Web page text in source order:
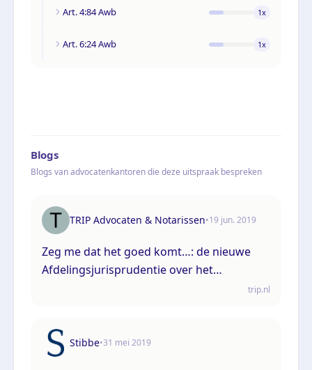
Art. 4:84 Awb 1x
Art. 6:24 Awb 1x
Blogs
Blogs van advocatenkantoren die deze uitspraak bespreken
TRIP Advocaten & Notarissen•19 jun. 2019
Zeg me dat het goed komt…: de nieuwe
Afdelingsjurisprudentie over het
trip.nl
Stibbe•31 mei 2019